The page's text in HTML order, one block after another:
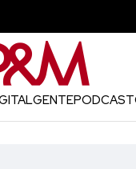
GENTEPODCAST